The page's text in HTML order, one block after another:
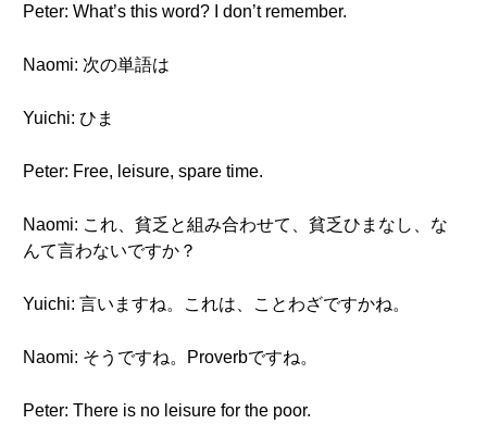
Peter: What’s this word? I don’t remember.
Naomi: 次の単語は
Yuichi: ひま
Peter: Free, leisure, spare time.
Naomi: これ、貧乏と組み合わせて、貧乏ひまなし、な
んて言わないですか？
Yuichi: 言いますね。これは、ことわざですかね。
Naomi: そうですね。Proverbですね。
Peter: There is no leisure for the poor.